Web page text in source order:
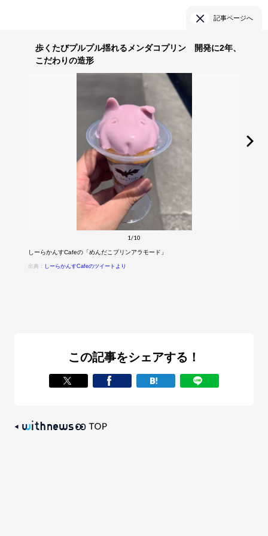
記事ページへ
歩くたびプルプル揺れるメンダコプリン 開発に2年、
こだわりの造形
1/10
しーらかんすCafeの「めんだこプリンアラモード」
出典： しーらかんすCafeのツイートより
この記事をシェアする！